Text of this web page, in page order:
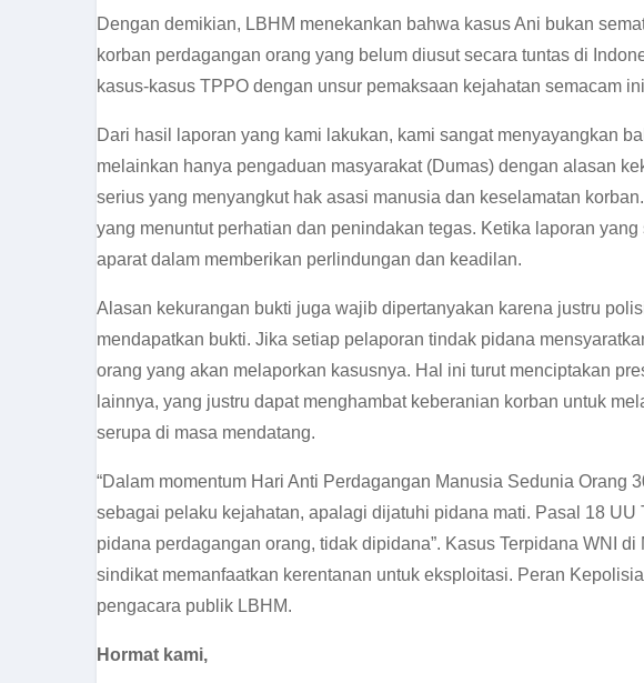
Dengan demikian, LBHM menekankan bahwa kasus Ani bukan
korban perdagangan orang yang belum diusut secara tuntas di
kasus-kasus TPPO dengan unsur pemaksaan kejahatan semacam
Dari hasil laporan yang kami lakukan, kami sangat menyayangkan
melainkan hanya pengaduan masyarakat (Dumas) dengan alasan
serius yang menyangkut hak asasi manusia dan keselamatan
yang menuntut perhatian dan penindakan tegas. Ketika laporan
aparat dalam memberikan perlindungan dan keadilan.
Alasan kekurangan bukti juga wajib dipertanyakan karena justru
mendapatkan bukti. Jika setiap pelaporan tindak pidana
orang yang akan melaporkan kasusnya. Hal ini turut menciptakan
lainnya, yang justru dapat menghambat keberanian korban untuk
serupa di masa mendatang.
“Dalam momentum Hari Anti Perdagangan Manusia Sedunia Orang
sebagai pelaku kejahatan, apalagi dijatuhi pidana mati. Pasal 18
pidana perdagangan orang, tidak dipidana”. Kasus Terpidana WNI
sindikat memanfaatkan kerentanan untuk eksploitasi. Peran
pengacara publik LBHM.
Hormat kami,